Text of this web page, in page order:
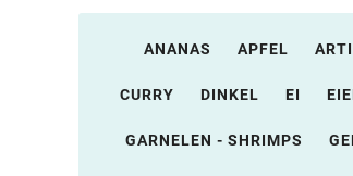
ANANAS APFEL
CURRY DINKEL EI
GARNELEN - SHRIMPS